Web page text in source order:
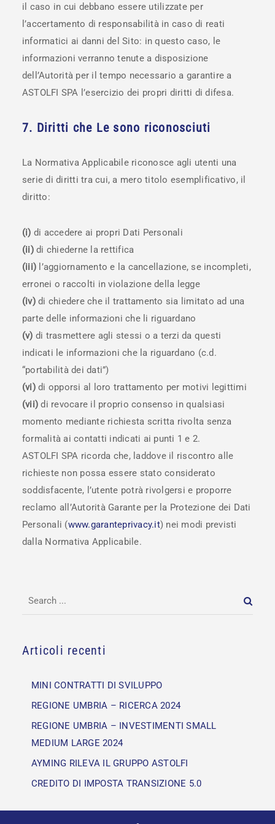
il caso in cui debbano essere utilizzate per
l’accertamento di responsabilità in caso di reati
informatici ai danni del Sito: in questo caso, le
informazioni verranno tenute a disposizione
dell’Autorità per il tempo necessario a garantire a
ASTOLFI SPA l’esercizio dei propri diritti di difesa.
7. Diritti che Le sono riconosciuti
La Normativa Applicabile riconosce agli utenti una
serie di diritti tra cui, a mero titolo esemplificativo, il
diritto:
(i) di accedere ai propri Dati Personali
(ii)di chiederne la rettifica
(iii) l’aggiornamento e la cancellazione, se incompleti,
erronei o raccolti in violazione della legge
(iv)di chiedere che il trattamento sia limitato ad una
parte delle informazioni che li riguardano
(v) di trasmettere agli stessi o a terzi da questi
indicati le informazioni che la riguardano (c.d.
“portabilità dei dati”)
(vi)di opporsi al loro trattamento per motivi legittimi
(vii) di revocare il proprio consenso in qualsiasi
momento mediante richiesta scritta rivolta senza
formalità ai contatti indicati ai punti 1 e 2.
ASTOLFI SPA ricorda che, laddove il riscontro alle
richieste non possa essere stato considerato
soddisfacente, l’utente potrà rivolgersi e proporre
reclamo all’Autorità Garante per la Protezione dei Dati
Personali (www.garanteprivacy.it) nei modi previsti
dalla Normativa Applicabile.
Articoli recenti
MINI CONTRATTI DI SVILUPPO
REGIONE UMBRIA – RICERCA 2024
REGIONE UMBRIA – INVESTIMENTI SMALL
MEDIUM LARGE 2024
AYMING RILEVA IL GRUPPO ASTOLFI
CREDITO DI IMPOSTA TRANSIZIONE 5.0